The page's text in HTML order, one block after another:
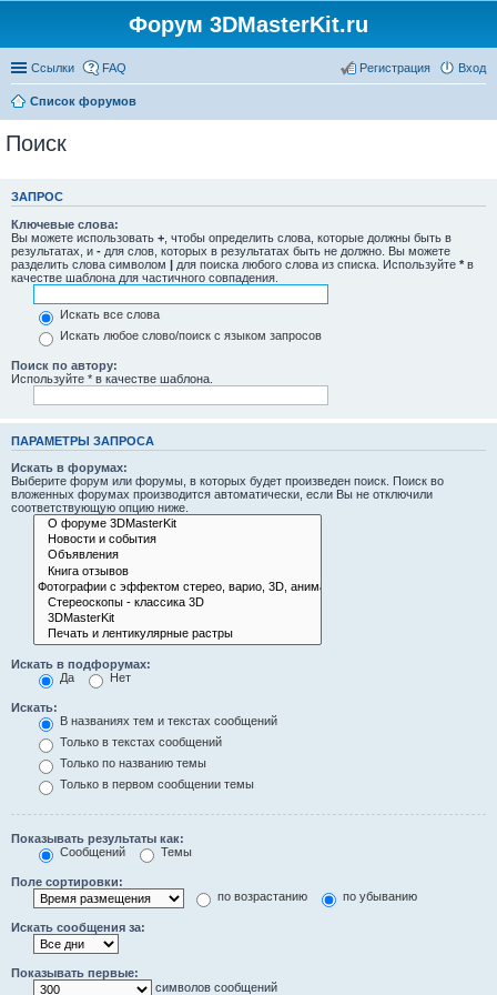
Форум 3DMasterKit.ru
Ссылки FAQ Вход
Регистрация
Список форумов
Поиск
ЗАПРОС
Ключевые слова:
Вы можете использовать + , чтобы определить слова, которые должны быть в
результатах, и - для слов, которых в результатах быть не должно. Вы можете
разделить слова символом | для поиска любого слова из списка. Используйте * в
качестве шаблона для частичного совпадения.
Искать все слова
Искать любое слово/поиск с языком запросов
Поиск по автору:
Используйте * в качестве шаблона.
ПАРАМЕТРЫ ЗАПРОСА
Искать в форумах:
Выберите форум или форумы, в которых будет произведен поиск. Поиск во
вложенных форумах производится автоматически, если Вы не отключили
соответствующую опцию ниже.
Искать в подфорумах:
Да
Нет
Искать:
В названиях тем и текстах сообщений
Только в текстах сообщений
Только по названию темы
Только в первом сообщении темы
Показывать результаты как:
Сообщений
Темы
Поле сортировки:
по возрастанию
по убыванию
Искать сообщения за:
Показывать первые:
символов сообщений